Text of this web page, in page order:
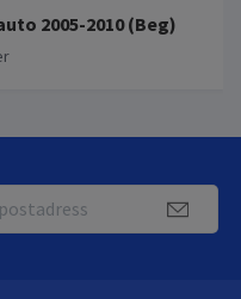
2005-2010 (Beg)